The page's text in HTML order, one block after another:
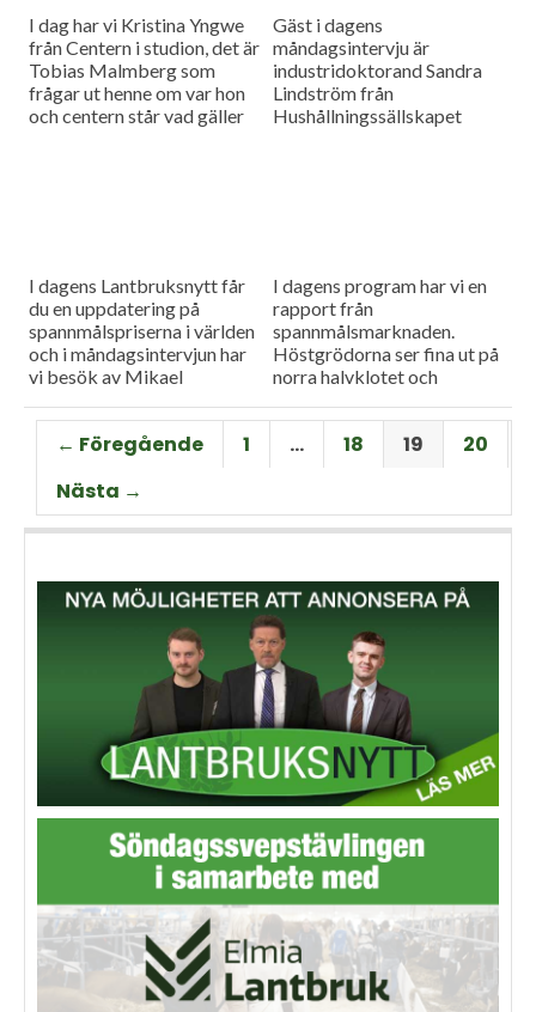
I dag har vi Kristina Yngwe
från Centern i studion, det är
Tobias Malmberg som
frågar ut henne om var hon
och centern står vad gäller
Gäst i dagens
måndagsintervju är
industridoktorand Sandra
Lindström från
Hushållningssällskapet
I dagens Lantbruksnytt får
du en uppdatering på
spannmålspriserna i världen
och i måndagsintervjun har
vi besök av Mikael
Lantmännen.
I dagens program har vi en
rapport från
spannmålsmarknaden.
Höstgrödorna ser fina ut på
norra halvklotet och
Gäst i vår måndagsintervju
är Torbjörn Lithell från HK
Scan som berättar om
slakteribranchens
utmaningar framöver.
← Föregående 1 … 18 19
20
Nästa →